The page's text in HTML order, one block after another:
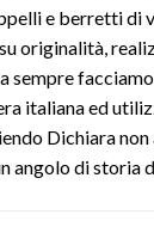
e berretti di
originalità,
sempre
italiana ed
Dichiara
angolo di storia